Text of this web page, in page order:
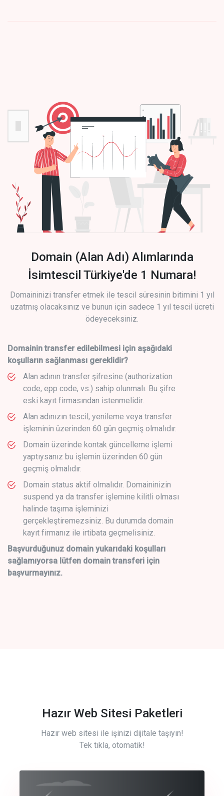
Domain (Alan Adı) Alımlarında
İsimtescil Türkiye'de 1 Numara!
Domaininizi transfer etmek ile tescil süresinin bitimini 1 yıl
uzatmış olacaksınız ve bunun için sadece 1 yıl tescil ücreti
ödeyeceksiniz.
Domainin transfer edilebilmesi için aşağıdaki
koşulların sağlanması gereklidir?
Alan adının transfer şifresine (authorization
code, epp code, vs.) sahip olunmalı. Bu şifre
eski kayıt firmasından istenmelidir.
Alan adınızın tescil, yenileme veya transfer
işleminin üzerinden 60 gün geçmiş olmalıdır.
Domain üzerinde kontak güncelleme işlemi
yaptıysanız bu işlemin üzerinden 60 gün
geçmiş olmalıdır.
Domain status aktif olmalıdır. Domaininizin
suspend ya da transfer işlemine kilitli olması
halinde taşıma işleminizi
gerçekleştiremezsiniz. Bu durumda domain
kayıt firmanız ile irtibata geçmelisiniz.
Başvurduğunuz domain yukarıdaki koşulları
sağlamıyorsa lütfen domain transferi için
başvurmayınız.
Hazır Web Sitesi Paketleri
Hazır web sitesi ile işinizi dijitale taşıyın!
Tek tıkla, otomatik!